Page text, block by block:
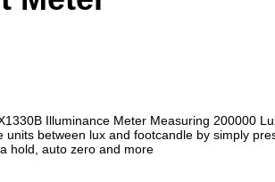
Illuminance Meter Measuring 200000
units between lux and footcandle by simply
hold, auto zero and more